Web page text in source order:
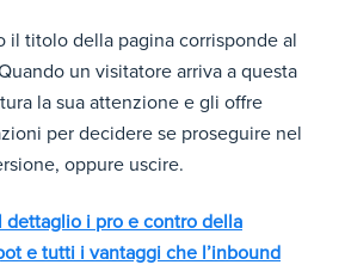
il titolo della pagina corrisponde al
un visitatore arriva a questa
la sua attenzione e gli offre
per decidere se proseguire nel
oppure uscire.
dettaglio i pro e contro della
e tutti i vantaggi che l’inbound